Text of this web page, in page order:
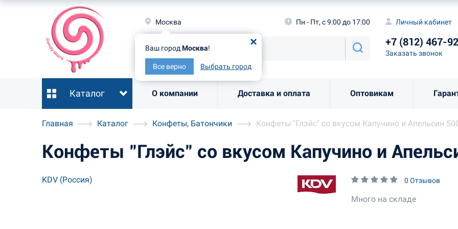
Москва
Ваш город Москва!
Все верно Выбрать город
Пн - Пт, с 9:00 до 17:00 Личный кабинет
+7 (812) 467-
Заказать звонок
Каталог О компании Доставка и оплата Оптовикам
Ваш городМосква
Все верно
Заказать
Главная Каталог Конфеты, Батончики Конфеты "Глэйс" со вкусом Капучино и Апельсин
Конфеты "Глэйс" со вкусом Капучино и
KDV (Россия) 0 Отзывов
Много на складе